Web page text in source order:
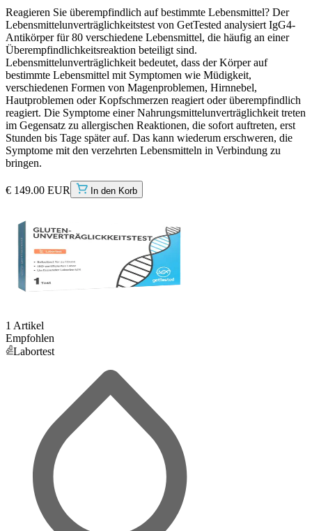
Reagieren Sie überempfindlich auf bestimmte Lebensmittel? Der
Lebensmittelunverträglichkeitstest von GetTested analysiert IgG4-
Antikörper für 80 verschiedene Lebensmittel, die häufig an einer
Überempfindlichkeitsreaktion beteiligt sind.
Lebensmittelunverträglichkeit bedeutet, dass der Körper auf
bestimmte Lebensmittel mit Symptomen wie Müdigkeit,
verschiedenen Formen von Magenproblemen, Hirnnebel,
Hautproblemen oder Kopfschmerzen reagiert oder überempfindlich
reagiert. Die Symptome einer Nahrungsmittelunverträglichkeit treten
im Gegensatz zu allergischen Reaktionen, die sofort auftreten, erst
Stunden bis Tage später auf. Das kann wiederum erschweren, die
Symptome mit den verzehrten Lebensmitteln in Verbindung zu
bringen.
€ 149.00 EUR In den Korb
1 Artikel
Empfohlen
Labortest